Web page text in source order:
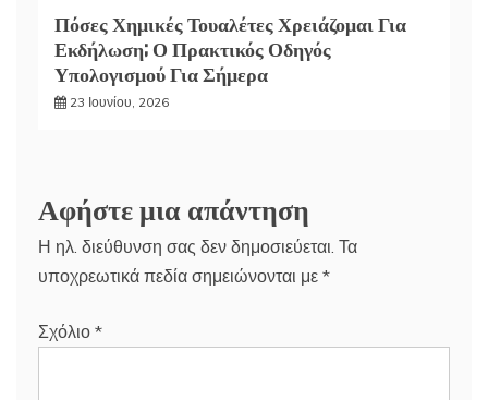
Πόσες Χημικές Τουαλέτες Χρειάζομαι Για
Εκδήλωση; Ο Πρακτικός Οδηγός
Υπολογισμού Για Σήμερα
23 Ιουνίου, 2026
Αφήστε μια απάντηση
Η ηλ. διεύθυνση σας δεν δημοσιεύεται. Τα
υποχρεωτικά πεδία σημειώνονται με *
Σχόλιο *